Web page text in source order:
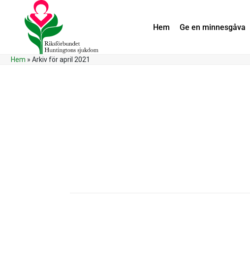
Hem Ge en minnesgåva
Hem » Arkiv för april 2021